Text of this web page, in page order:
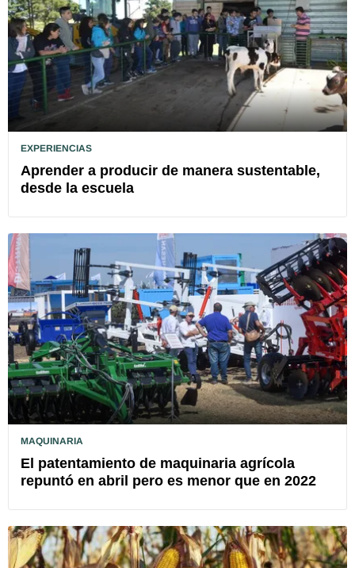
EXPERIENCIAS
Aprender a producir de manera sustentable,
desde la escuela
MAQUINARIA
El patentamiento de maquinaria agrícola
repuntó en abril pero es menor que en 2022